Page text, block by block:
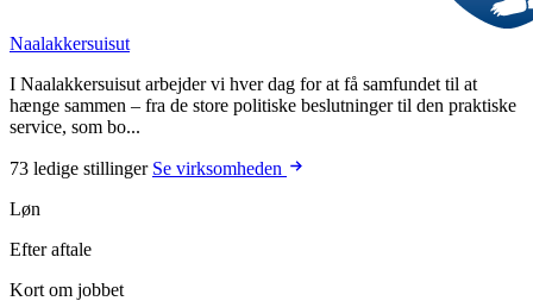
Naalakkersuisut
I Naalakkersuisut arbejder vi hver dag for at få samfundet til at
hænge sammen – fra de store politiske beslutninger til den praktiske
service, som bo...
73 ledige stillinger Se virksomheden
Løn
Efter aftale
Kort om jobbet